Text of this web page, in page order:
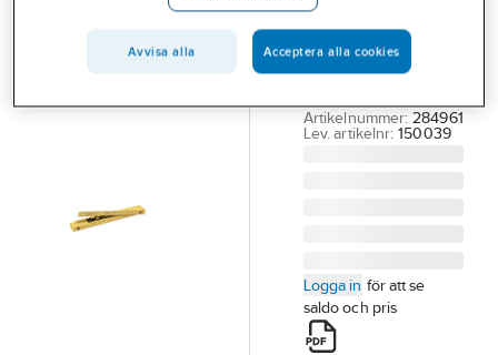
MÅTTSTOCK
IRONSIDE PLAST
2M 10 DEL M/M
Artikelnummer: 284961
Lev. artikelnr: 150039
Logga in för att se
saldo och pris
Avvisa alla Acceptera alla cookies